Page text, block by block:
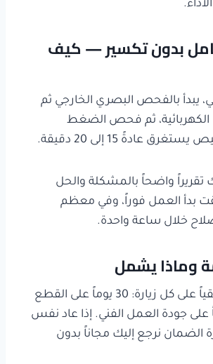
بدون تكسير — كيف
يبدأ بالفحص البصري الخارجي ثم
الكهربائية، ثم فحص الضغط
عادةً 15 إلى 20 دقيقة.
تقريراً واضحاً بالمشكلة والحل
بدأ العمل فوراً، وفي معظم
خلال ساعة واحدة.
وماذا يشمل
نقدم ضماناً حقيقياً على كل زيارة: 30 يوماً على القطع
و90 يوماً على جودة العمل الفني. إذا عاد نفس
الضمان نرجع إليك مجاناً بدون